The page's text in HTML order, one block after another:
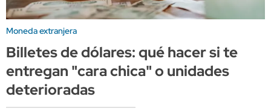
Moneda extranjera
Billetes de dólares: qué hacer si te
entregan "cara chica" o unidades
deterioradas